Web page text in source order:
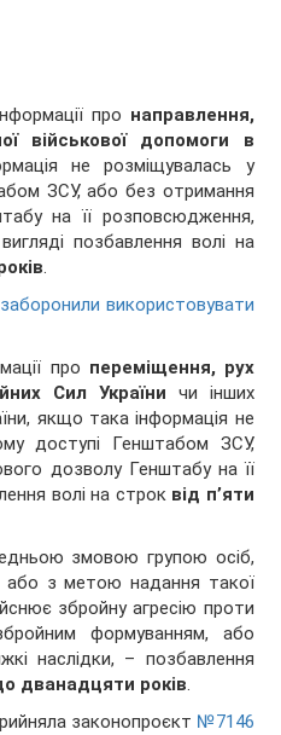
про направлення,
військової допомоги в
не розміщувалась у
ЗСУ, або без отримання
на її розповсюдження,
позбавлення волі на
.
використовувати
про переміщення, рух
Сил України чи інших
якщо така інформація не
доступі Генштабом ЗСУ,
дозволу Генштабу на її
волі на строк від п’яти
змовою групою осіб,
або з метою надання такої
збройну агресію проти
формуванням, або
наслідки, – позбавлення
дванадцяти років.
законопроєкт №7146